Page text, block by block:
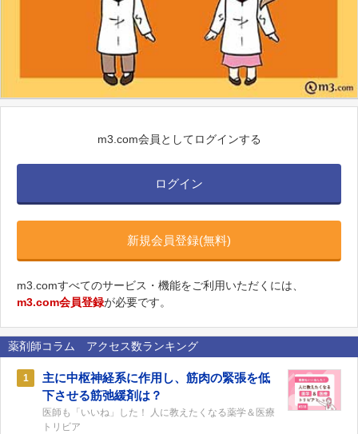
m3.com会員としてログインする
ログイン
新規会員登録(無料)
m3.comすべてのサービス・機能をご利用いただくには、
m3.com会員登録が必要です。
薬剤師コラム アクセス数ランキング
1
主に中枢神経系に作用し、筋肉の緊張を低
下させる筋弛緩剤は？
医師も「いいね」した！ 人に教えたくなる薬学＆医療
トリビア